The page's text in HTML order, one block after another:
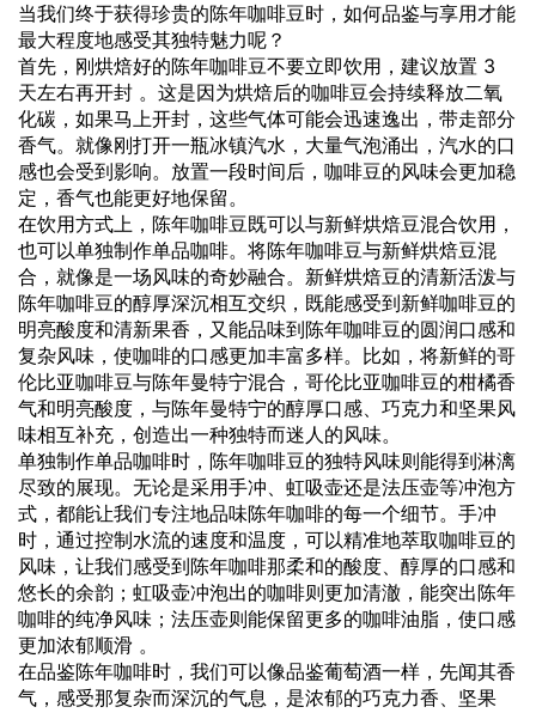
当我们终于获得珍贵的陈年咖啡豆时，如何品鉴与享用才能
最大程度地感受其独特魅力呢？
首先，刚烘焙好的陈年咖啡豆不要立即饮用，建议放置 3
天左右再开封 。这是因为烘焙后的咖啡豆会持续释放二氧
化碳，如果马上开封，这些气体可能会迅速逸出，带走部分
香气。就像刚打开一瓶冰镇汽水，大量气泡涌出，汽水的口
感也会受到影响。放置一段时间后，咖啡豆的风味会更加稳
定，香气也能更好地保留。
在饮用方式上，陈年咖啡豆既可以与新鲜烘焙豆混合饮用，
也可以单独制作单品咖啡。将陈年咖啡豆与新鲜烘焙豆混
合，就像是一场风味的奇妙融合。新鲜烘焙豆的清新活泼与
陈年咖啡豆的醇厚深沉相互交织，既能感受到新鲜咖啡豆的
明亮酸度和清新果香，又能品味到陈年咖啡豆的圆润口感和
复杂风味，使咖啡的口感更加丰富多样。比如，将新鲜的哥
伦比亚咖啡豆与陈年曼特宁混合，哥伦比亚咖啡豆的柑橘香
气和明亮酸度，与陈年曼特宁的醇厚口感、巧克力和坚果风
味相互补充，创造出一种独特而迷人的风味。
单独制作单品咖啡时，陈年咖啡豆的独特风味则能得到淋漓
尽致的展现。无论是采用手冲、虹吸壶还是法压壶等冲泡方
式，都能让我们专注地品味陈年咖啡的每一个细节。手冲
时，通过控制水流的速度和温度，可以精准地萃取咖啡豆的
风味，让我们感受到陈年咖啡那柔和的酸度、醇厚的口感和
悠长的余韵；虹吸壶冲泡出的咖啡则更加清澈，能突出陈年
咖啡的纯净风味；法压壶则能保留更多的咖啡油脂，使口感
更加浓郁顺滑 。
在品鉴陈年咖啡时，我们可以像品鉴葡萄酒一样，先闻其香
气，感受那复杂而深沉的气息，是浓郁的巧克力香、坚果